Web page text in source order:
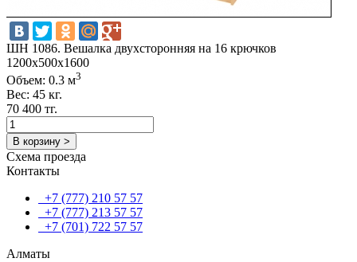
ШH 1086. Вешалка двухсторонняя на 16 крючков
1200х500х1600
Объем: 0.3 м3
Вес: 45 кг.
70 400 тг.
В корзину >
Схема проезда
Контакты
+7 (777) 210 57 57
+7 (777) 213 57 57
+7 (701) 722 57 57
Алматы